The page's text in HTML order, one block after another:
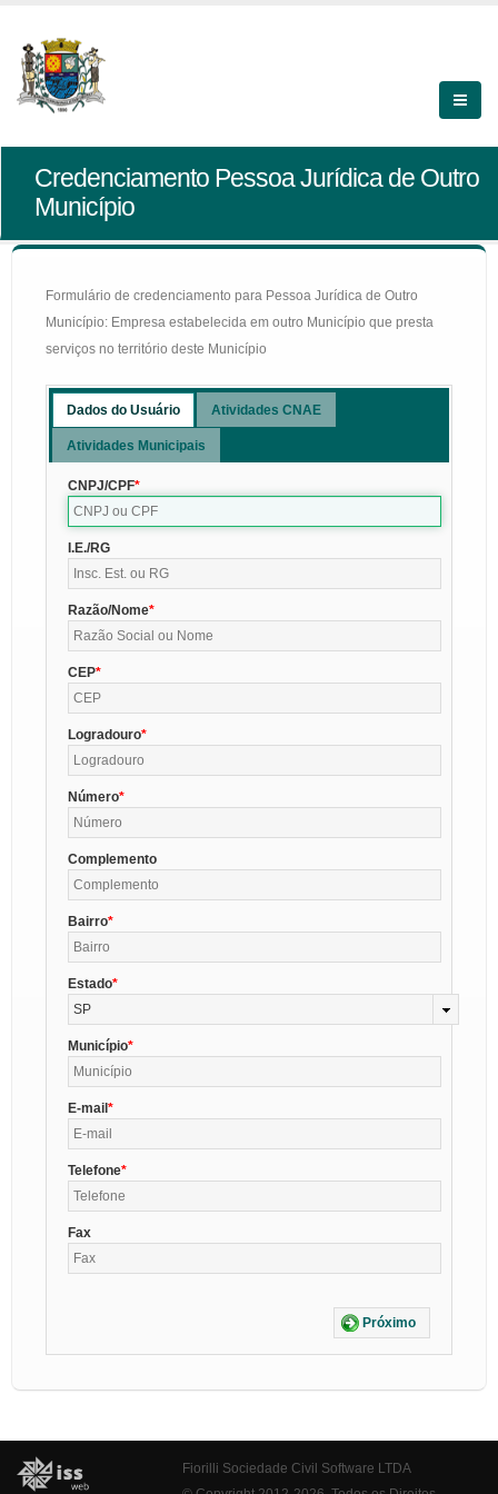
Credenciamento Pessoa Jurídica de Outro
Município
Formulário de credenciamento para Pessoa Jurídica de Outro
Município: Empresa estabelecida em outro Município que presta
serviços no território deste Município
Dados do Usuário Atividades CNAE
Atividades Municipais
CNPJ/CPF
I.E./RG
Razão/Nome
CEP
Logradouro
Número
Complemento
Bairro
Estado
SP
Município
E-mail
Telefone
Fax
Próximo
Fiorilli Sociedade Civil Software LTDA